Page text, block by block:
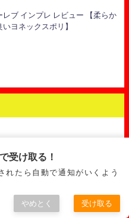
レブ インプレ レビュー 【柔らか
ヨネックスポリ】
どまとめ
受け取る！
れたら自動で通知がいくよう
やめとく 受け取る